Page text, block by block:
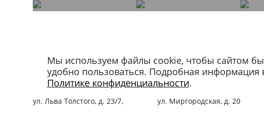
Магазин в Москве
+7 495 66-2-9876
119021,г. Москва,
ул. Льва Толстого, д. 23/7,
Магазин в Петербурге
+7 812 40-727-60
191024,г. Санкт-Петербург
ул. Миргородская, д. 20
Мы используем файлы cookie, чтобы сайтом
удобно пользоваться. Подробная информация
Политике конфиденциальности.